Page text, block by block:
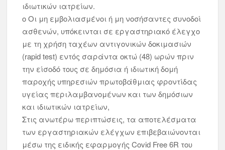
ιδιωτικών ιατρείων.
ο Οι μη εμβολιασμένοι ή μη νοσήσαντες συνοδοί
ασθενών, υπόκεινται σε εργαστηριακό έλεγχο
με τη χρήση ταχέων αντιγονικών δοκιμασιών
(rapid test) εντός σαράντα οκτώ (48) ωρών πριν
την είσοδό τους σε δημόσια ή ιδιωτική δομή
παροχής υπηρεσιών πρωτοβάθμιας φροντίδας
υγείας περιλαμβανομένων και των δημόσιων
και ιδιωτικών ιατρείων,
Στις ανωτέρω περιπτώσεις, τα αποτελέσματα
των εργαστηριακών ελέγχων επιβεβαιώνονται
μέσω της ειδικής εφαρμογής Covid Free 6R του